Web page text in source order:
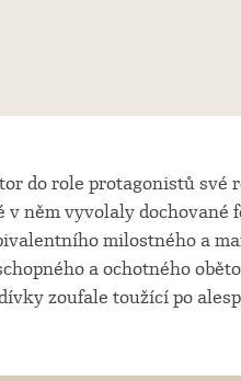
do role protagonistů své
v něm vyvolaly
milostného a
a ochotného
zoufale toužící po